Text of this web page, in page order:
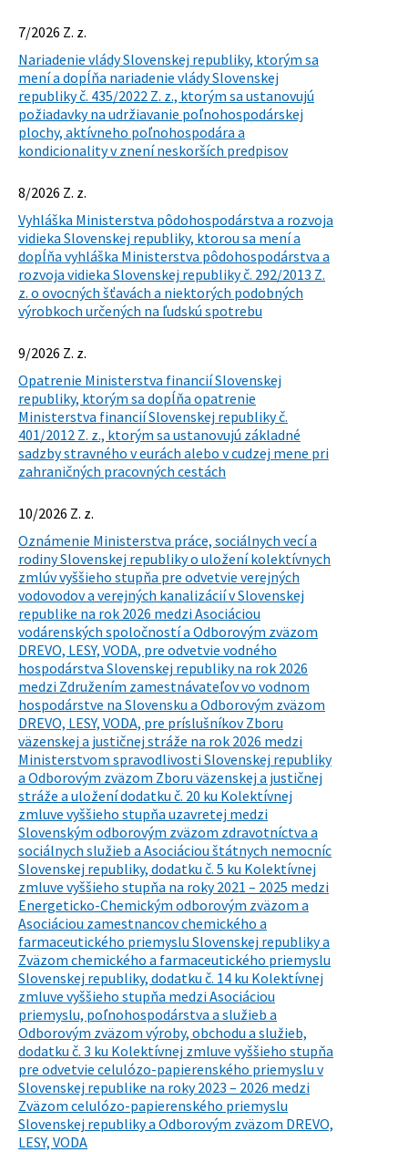
7/2026 Z. z.
Nariadenie vlády Slovenskej republiky, ktorým sa
mení a dopĺňa nariadenie vlády Slovenskej
republiky č. 435/2022 Z. z., ktorým sa ustanovujú
požiadavky na udržiavanie poľnohospodárskej
plochy, aktívneho poľnohospodára a
kondicionality v znení neskorších predpisov
8/2026 Z. z.
Vyhláška Ministerstva pôdohospodárstva a rozvoja
vidieka Slovenskej republiky, ktorou sa mení a
dopĺňa vyhláška Ministerstva pôdohospodárstva a
rozvoja vidieka Slovenskej republiky č. 292/2013 Z.
z. o ovocných šťavách a niektorých podobných
výrobkoch určených na ľudskú spotrebu
9/2026 Z. z.
Opatrenie Ministerstva financií Slovenskej
republiky, ktorým sa dopĺňa opatrenie
Ministerstva financií Slovenskej republiky č.
401/2012 Z. z., ktorým sa ustanovujú základné
sadzby stravného v eurách alebo v cudzej mene pri
zahraničných pracovných cestách
10/2026 Z. z.
Oznámenie Ministerstva práce, sociálnych vecí a
rodiny Slovenskej republiky o uložení kolektívnych
zmlúv vyššieho stupňa pre odvetvie verejných
vodovodov a verejných kanalizácií v Slovenskej
republike na rok 2026 medzi Asociáciou
vodárenských spoločností a Odborovým zväzom
DREVO, LESY, VODA, pre odvetvie vodného
hospodárstva Slovenskej republiky na rok 2026
medzi Združením zamestnávateľov vo vodnom
hospodárstve na Slovensku a Odborovým zväzom
DREVO, LESY, VODA, pre príslušníkov Zboru
väzenskej a justičnej stráže na rok 2026 medzi
Ministerstvom spravodlivosti Slovenskej republiky
a Odborovým zväzom Zboru väzenskej a justičnej
stráže a uložení dodatku č. 20 ku Kolektívnej
zmluve vyššieho stupňa uzavretej medzi
Slovenským odborovým zväzom zdravotníctva a
sociálnych služieb a Asociáciou štátnych nemocníc
Slovenskej republiky, dodatku č. 5 ku Kolektívnej
zmluve vyššieho stupňa na roky 2021 – 2025 medzi
Energeticko-Chemickým odborovým zväzom a
Asociáciou zamestnancov chemického a
farmaceutického priemyslu Slovenskej republiky a
Zväzom chemického a farmaceutického priemyslu
Slovenskej republiky, dodatku č. 14 ku Kolektívnej
zmluve vyššieho stupňa medzi Asociáciou
priemyslu, poľnohospodárstva a služieb a
Odborovým zväzom výroby, obchodu a služieb,
dodatku č. 3 ku Kolektívnej zmluve vyššieho stupňa
pre odvetvie celulózo-papierenského priemyslu v
Slovenskej republike na roky 2023 – 2026 medzi
Zväzom celulózo-papierenského priemyslu
Slovenskej republiky a Odborovým zväzom DREVO,
LESY, VODA